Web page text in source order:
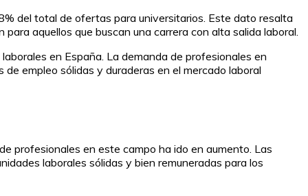
del total de ofertas para universitarios. Este dato resalta
aquellos que buscan una carrera con alta salida laboral.
en España. La demanda de profesionales en
empleo sólidas y duraderas en el mercado laboral
profesionales en este campo ha ido en aumento. Las
laborales sólidas y bien remuneradas para los